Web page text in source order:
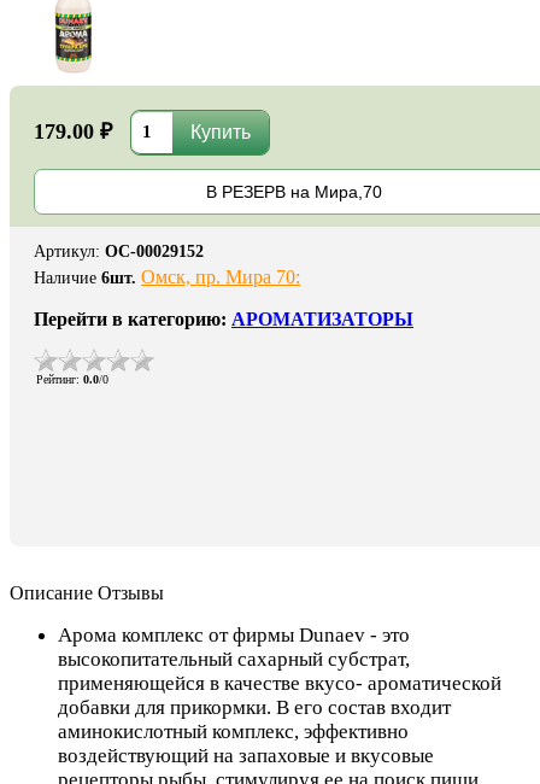
179.00 ₽
В РЕЗЕРВ на Мира,70
Артикул: ОС-00029152
Наличие 6шт. Омск, пр. Мира 70:
Перейти в категорию: АРОМАТИЗАТОРЫ
Рейтинг: 0.0/0
Описание Отзывы
Арома комплекс от фирмы Dunaev - это
высокопитательный сахарный субстрат,
применяющейся в качестве вкусо- ароматической
добавки для прикормки. В его состав входит
аминокислотный комплекс, эффективно
воздействующий на запаховые и вкусовые